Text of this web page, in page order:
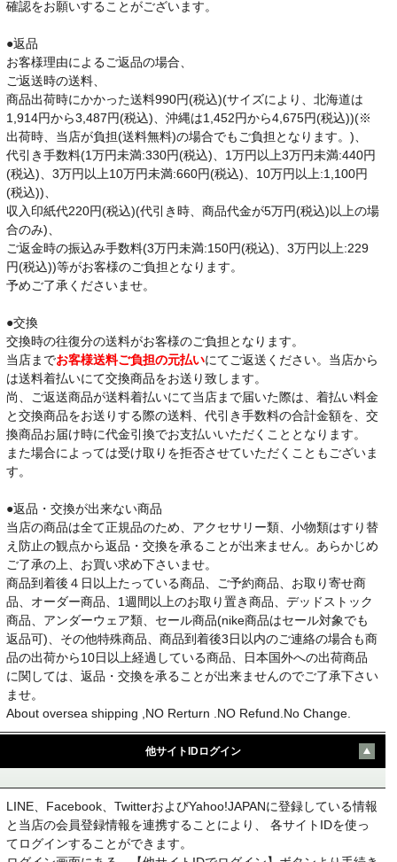
確認をお願いすることがございます。
●返品
お客様理由によるご返品の場合、
ご返送時の送料、
商品出荷時にかかった送料990円(税込)(サイズにより、北海道は
1,914円から3,487円(税込)、沖縄は1,452円から4,675円(税込))(※
出荷時、当店が負担(送料無料)の場合でもご負担となります。)、
代引き手数料(1万円未満:330円(税込)、1万円以上3万円未満:440円
(税込)、3万円以上10万円未満:660円(税込)、10万円以上:1,100円
(税込))、
収入印紙代220円(税込)(代引き時、商品代金が5万円(税込)以上の場
合のみ)、
ご返金時の振込み手数料(3万円未満:150円(税込)、3万円以上:229
円(税込))等がお客様のご負担となります。
予めご了承くださいませ。
●交換
交換時の往復分の送料がお客様のご負担となります。
当店までお客様送料ご負担の元払いにてご返送ください。当店から
は送料着払いにて交換商品をお送り致します。
尚、ご返送商品が送料着払いにて当店まで届いた際は、着払い料金
と交換商品をお送りする際の送料、代引き手数料の合計金額を、交
換商品お届け時に代金引換でお支払いいただくこととなります。
また場合によっては受け取りを拒否させていただくこともございま
す。
●返品・交換が出来ない商品
当店の商品は全て正規品のため、アクセサリー類、小物類はすり替
え防止の観点から返品・交換を承ることが出来ません。あらかじめ
ご了承の上、お買い求め下さいませ。
商品到着後４日以上たっている商品、ご予約商品、お取り寄せ商
品、オーダー商品、1週間以上のお取り置き商品、デッドストック
商品、アンダーウェア類、セール商品(nike商品はセール対象でも
返品可)、その他特殊商品、商品到着後3日以内のご連絡の場合も商
品の出荷から10日以上経過している商品、日本国外への出荷商品
に関しては、返品・交換を承ることが出来ませんのでご了承下さい
ませ。
About oversea shipping ,NO Rerturn .NO Refund.No Change.
他サイトIDログイン
LINE、Facebook、TwitterおよびYahoo!JAPANに登録している情報
と当店の会員登録情報を連携することにより、 各サイトIDを使っ
てログインすることができます。